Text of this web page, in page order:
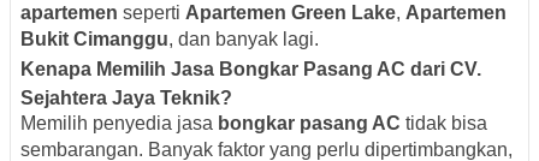
apartemen seperti Apartemen Green Lake, Apartemen
Bukit Cimanggu, dan banyak lagi.
Kenapa Memilih Jasa Bongkar Pasang AC dari CV.
Sejahtera Jaya Teknik?
Memilih penyedia jasa bongkar pasang AC tidak bisa
sembarangan. Banyak faktor yang perlu dipertimbangkan,